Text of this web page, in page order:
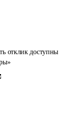
отклик доступны